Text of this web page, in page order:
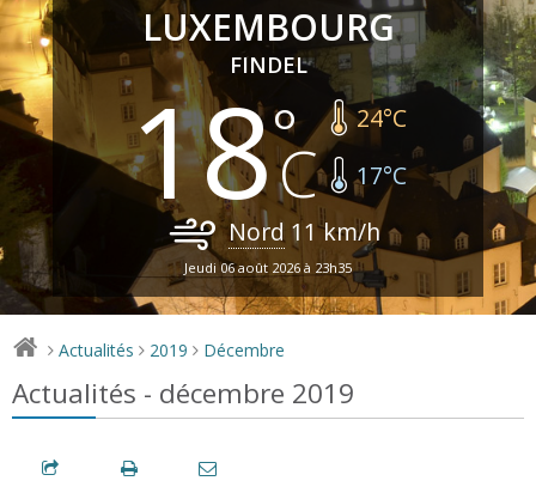
LUXEMBOURG
FINDEL
18 24°C
17°C
Nord 11km/h
Jeudi 06 août 2026 à 23h35
> Actualités > 2019 > Décembre
Actualités - décembre 2019